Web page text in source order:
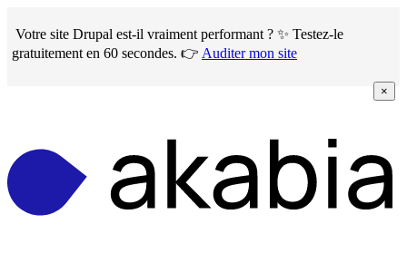
to
main
content
Votre site Drupal est-il vraiment performant ? ✨ Testez-le
gratuitement en 60 secondes. 👉 Auditer mon site
×